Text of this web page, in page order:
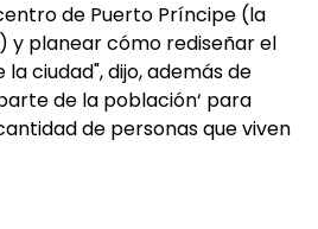
de Puerto Príncipe (la
y planear cómo rediseñar el
ciudad", dijo, además de
de la población‘ para
de personas que viven